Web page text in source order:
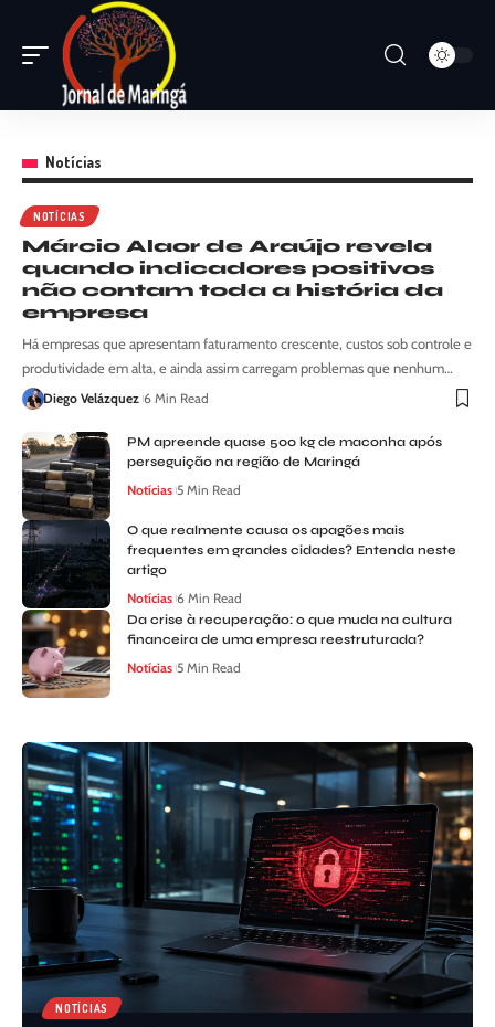
Notícias
NOTÍCIAS
Márcio Alaor de Araújo revela
quando indicadores positivos
não contam toda a história da
empresa
Há empresas que apresentam faturamento crescente, custos sob controle e
produtividade em alta, e ainda assim carregam problemas que nenhum…
Diego Velázquez 6 Min Read
PM apreende quase 500 kg de maconha após
perseguição na região de Maringá
Notícias 5 Min Read
O que realmente causa os apagões mais
frequentes em grandes cidades? Entenda neste
artigo
Notícias 6 Min Read
Da crise à recuperação: o que muda na cultura
financeira de uma empresa reestruturada?
Notícias 5 Min Read
NOTÍCIAS